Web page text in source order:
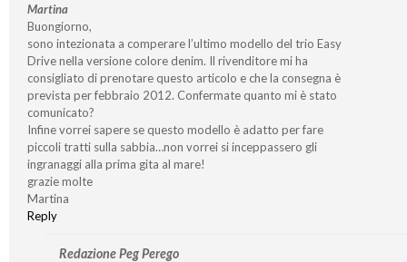
Martina
Buongiorno,
sono intezionata a comperare l’ultimo modello del trio Easy
Drive nella versione colore denim. Il rivenditore mi ha
consigliato di prenotare questo articolo e che la consegna è
prevista per febbraio 2012. Confermate quanto mi è stato
comunicato?
Infine vorrei sapere se questo modello è adatto per fare
piccoli tratti sulla sabbia…non vorrei si inceppassero gli
ingranaggi alla prima gita al mare!
grazie molte
Martina
Reply
Redazione Peg Perego